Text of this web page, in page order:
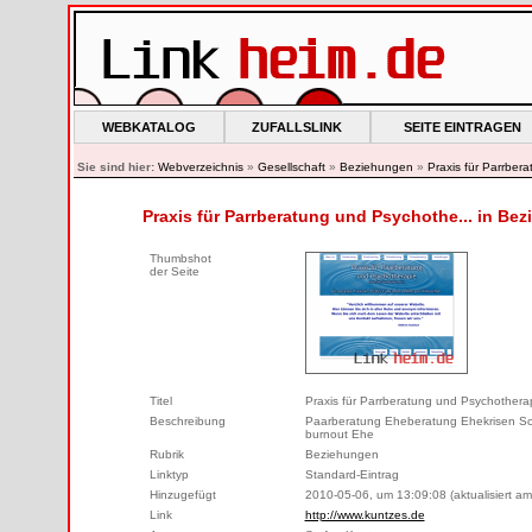
WEBKATALOG ZUFALLSLINK SEITE EINTRAGEN
Sie sind hier: Webverzeichnis» Gesellschaft» Beziehungen » Praxis für
Praxis für Parrberatung und Psychothe... in
Thumbshot
der Seite
Titel
Praxis für Parrberatung und
Beschreibung
Paarberatung Eheberatung Ehekrisen
burnout Ehe
Rubrik
Beziehungen
Linktyp
Standard-Eintrag
Hinzugefügt
2010-05-06, um 13:09:08 (aktualisiert
Link
http://www.kuntzes.de